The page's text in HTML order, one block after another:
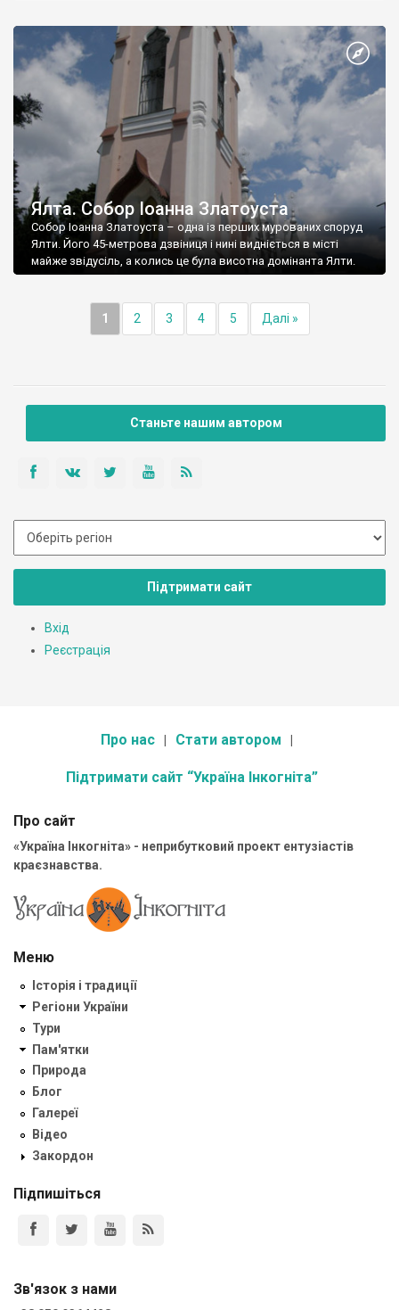
Ялта. Собор Іоанна Златоуста
Собор Іоанна Златоуста – одна із перших мурованих споруд
Ялти. Його 45-метрова дзвіниця і нині видніється в місті
майже звідусіль, а колись це була висотна домінанта Ялти.
1 2 3 4 5 Далі »
Станьте нашим автором
Підтримати сайт
Вхід
Реєстрація
Про нас Стати автором
Підтримати сайт “Україна Інкогніта”
Про сайт
«Україна Інкогніта» - неприбутковий проект ентузіастів
краєзнавства.
Меню
Історія і традиції
Регіони України
Тури
Пам'ятки
Природа
Блог
Галереї
Відео
Закордон
Підпишіться
Зв'язок з нами